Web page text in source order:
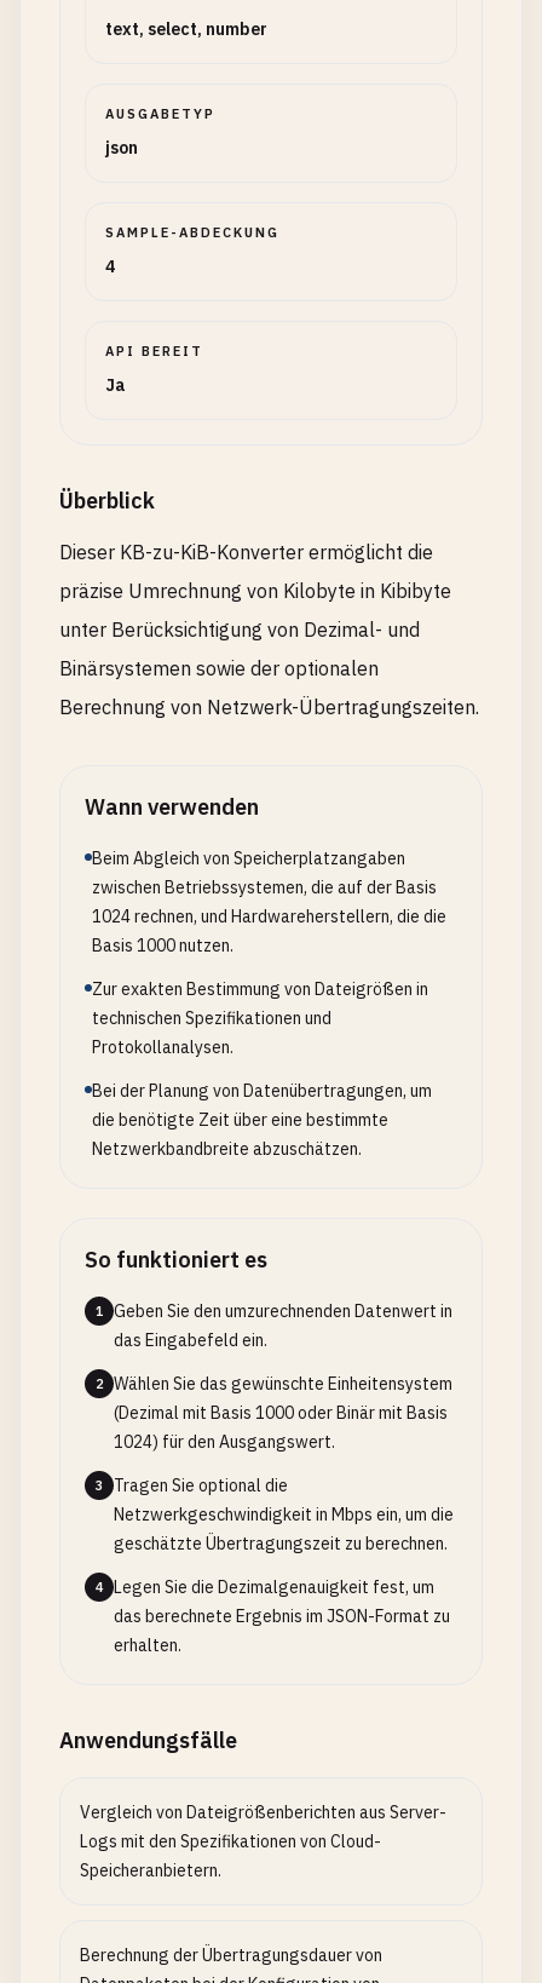
text, select, number
AUSGABETYP
json
SAMPLE-ABDECKUNG
4
API BEREIT
Ja
Überblick
Dieser KB-zu-KiB-Konverter ermöglicht die
präzise Umrechnung von Kilobyte in Kibibyte
unter Berücksichtigung von Dezimal- und
Binärsystemen sowie der optionalen
Berechnung von Netzwerk-Übertragungszeiten.
Wann verwenden
Beim Abgleich von Speicherplatzangaben
zwischen Betriebssystemen, die auf der Basis
1024 rechnen, und Hardwareherstellern, die die
Basis 1000 nutzen.
Zur exakten Bestimmung von Dateigrößen in
technischen Spezifikationen und
Protokollanalysen.
Bei der Planung von Datenübertragungen, um
die benötigte Zeit über eine bestimmte
Netzwerkbandbreite abzuschätzen.
So funktioniert es
1
Geben Sie den umzurechnenden Datenwert in
das Eingabefeld ein.
2
Wählen Sie das gewünschte Einheitensystem
(Dezimal mit Basis 1000 oder Binär mit Basis
1024) für den Ausgangswert.
3
Tragen Sie optional die
Netzwerkgeschwindigkeit in Mbps ein, um die
geschätzte Übertragungszeit zu berechnen.
4
Legen Sie die Dezimalgenauigkeit fest, um
das berechnete Ergebnis im JSON-Format zu
erhalten.
Anwendungsfälle
Vergleich von Dateigrößenberichten aus Server-
Logs mit den Spezifikationen von Cloud-
Speicheranbietern.
Berechnung der Übertragungsdauer von